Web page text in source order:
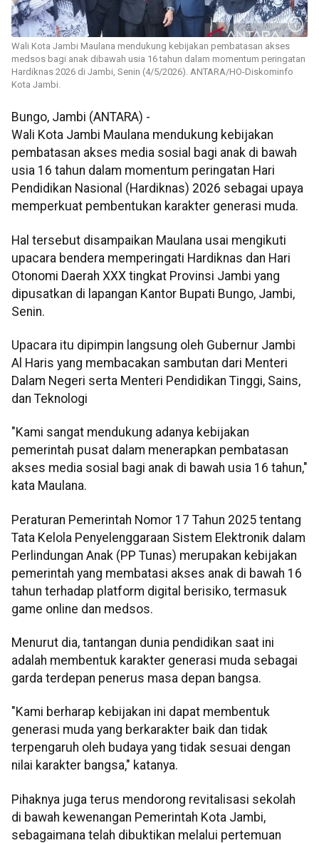
Wali Kota Jambi Maulana mendukung kebijakan pembatasan akses
medsos bagi anak dibawah usia 16 tahun dalam momentum peringatan
Hardiknas 2026 di Jambi, Senin (4/5/2026). ANTARA/HO-Diskominfo
Kota Jambi.
Bungo, Jambi (ANTARA) -
Wali Kota Jambi Maulana mendukung kebijakan
pembatasan akses media sosial bagi anak di bawah
usia 16 tahun dalam momentum peringatan Hari
Pendidikan Nasional (Hardiknas) 2026 sebagai upaya
memperkuat pembentukan karakter generasi muda.
Hal tersebut disampaikan Maulana usai mengikuti
upacara bendera memperingati Hardiknas dan Hari
Otonomi Daerah XXX tingkat Provinsi Jambi yang
dipusatkan di lapangan Kantor Bupati Bungo, Jambi,
Senin.
Upacara itu dipimpin langsung oleh Gubernur Jambi
Al Haris yang membacakan sambutan dari Menteri
Dalam Negeri serta Menteri Pendidikan Tinggi, Sains,
dan Teknologi
"Kami sangat mendukung adanya kebijakan
pemerintah pusat dalam menerapkan pembatasan
akses media sosial bagi anak di bawah usia 16 tahun,"
kata Maulana.
Peraturan Pemerintah Nomor 17 Tahun 2025 tentang
Tata Kelola Penyelenggaraan Sistem Elektronik dalam
Perlindungan Anak (PP Tunas) merupakan kebijakan
pemerintah yang membatasi akses anak di bawah 16
tahun terhadap platform digital berisiko, termasuk
game online dan medsos.
Menurut dia, tantangan dunia pendidikan saat ini
adalah membentuk karakter generasi muda sebagai
garda terdepan penerus masa depan bangsa.
"Kami berharap kebijakan ini dapat membentuk
generasi muda yang berkarakter baik dan tidak
terpengaruh oleh budaya yang tidak sesuai dengan
nilai karakter bangsa," katanya.
Pihaknya juga terus mendorong revitalisasi sekolah
di bawah kewenangan Pemerintah Kota Jambi,
sebagaimana telah dibuktikan melalui pertemuan